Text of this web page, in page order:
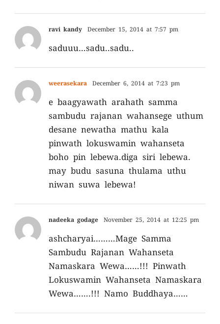
ravi kandy December 15, 2014 at 7:57 pm
saduuu…sadu..sadu..
weerasekara December 6, 2014 at 7:23 pm
e baagyawath arahath samma
sambudu rajanan wahansege uthum
desane newatha mathu kala
pinwath lokuswamin wahanseta
boho pin lebewa.diga siri lebewa.
may budu sasuna thulama uthu
niwan suwa lebewa!
nadeeka godage November 25, 2014 at 12:25 pm
ashcharyai………Mage Samma
Sambudu Rajanan Wahanseta
Namaskara Wewa……!!! Pinwath
Lokuswamin Wahanseta Namaskara
Wewa…….!!! Namo Buddhaya……